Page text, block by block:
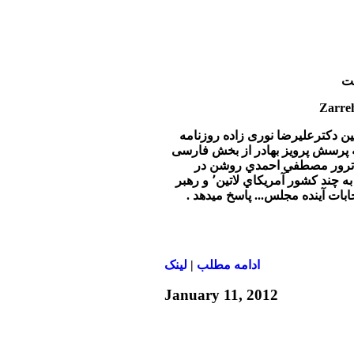
دکترعليرضا نوری زاده روزنامه
پرسش پرويز بهادر از بخش فارسی
ترور مصطفي احمدي روشن در
تهران٬ وسفر احمدي نژاد به چند كشور آمريكاي لاتين٬ و رهبر
آينده مجلس... پاسخ ميدهد .
ادامه مطلب | لينک
January 11, 2012